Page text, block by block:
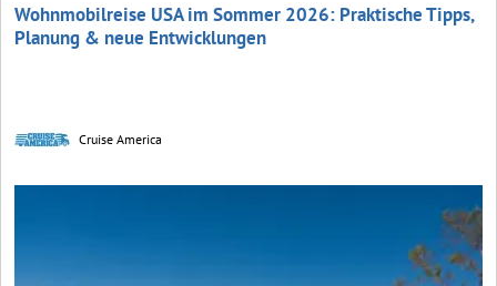
Wohnmobilreise USA im Sommer 2026: Praktische Tipps,
Planung & neue Entwicklungen
Cruise America